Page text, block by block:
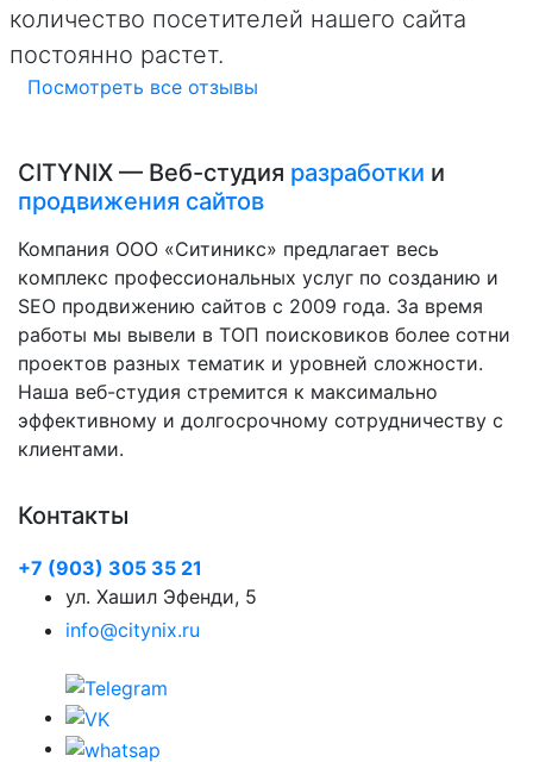
количество посетителей нашего сайта
постоянно растет.
Посмотреть все отзывы
CITYNIX — Веб-студия разработки и
продвижения сайтов
Компания ООО «Ситиникс» предлагает весь
комплекс профессиональных услуг по созданию и
SEO продвижению сайтов с 2009 года. За время
работы мы вывели в ТОП поисковиков более сотни
проектов разных тематик и уровней сложности.
Наша веб-студия стремится к максимально
эффективному и долгосрочному сотрудничеству с
клиентами.
Контакты
+7 (903) 305 35 21
ул. Хашил Эфенди, 5
info@citynix.ru